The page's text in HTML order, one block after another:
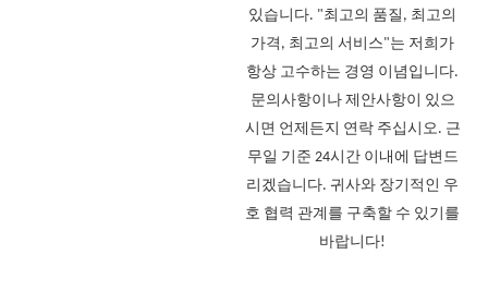
있습니다. "최고의 품질, 최고의
가격, 최고의 서비스"는 저희가
항상 고수하는 경영 이념입니다.
문의사항이나 제안사항이 있으
시면 언제든지 연락 주십시오. 근
무일 기준 24시간 이내에 답변드
리겠습니다. 귀사와 장기적인 우
호 협력 관계를 구축할 수 있기를
바랍니다!